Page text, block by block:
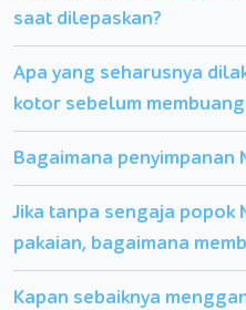
saat dilepaskan?
Apa yang seharusnya
kotor sebelum
Bagaimana penyimpanan
Jika tanpa sengaja popok
pakaian, bagaimana
Kapan sebaiknya